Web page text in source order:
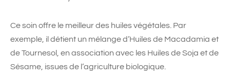
Ce soin offre le meilleur des huiles végétales. Par
exemple, il détient un mélange d’Huiles de Macadamia et
de Tournesol, en association avec les Huiles de Soja et de
Sésame, issues de l’agriculture biologique.